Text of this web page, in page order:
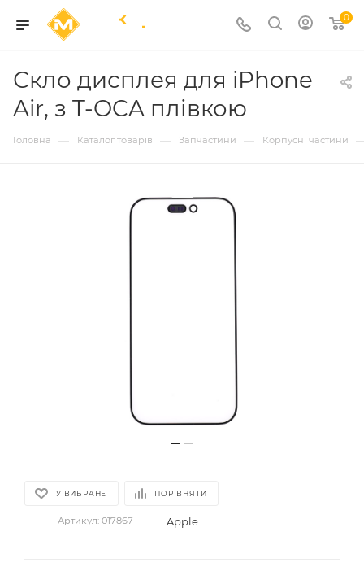
0
Скло дисплея для iPhone
Air, з T-OCA плівкою
Головна — Каталог товарів — Запчастини — Корпусні частини
У ВИБРАНЕ ПОРІВНЯТИ
Артикул: 017867 Apple